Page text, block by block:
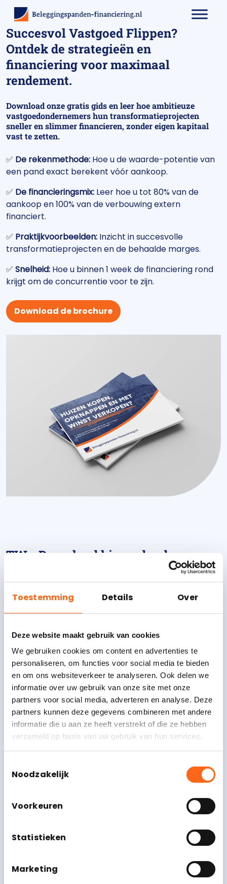
Toestemming Details Over
Deze website maakt gebruik van cookies
We gebruiken cookies om content en advertenties te
personaliseren, om functies voor social media te bieden
en om ons websiteverkeer te analyseren. Ook delen we
informatie over uw gebruik van onze site met onze
partners voor social media, adverteren en analyse. Deze
partners kunnen deze gegevens combineren met andere
informatie die u aan ze heeft verstrekt of die ze hebben
verzameld op basis van uw gebruik van hun services.
Noodzakelijk
Voorkeuren
Statistieken
Marketing
Succesvol Vastgoed Flippen?
Ontdek de strategieën en
financiering voor maximaal
rendement.
Download onze gratis gids en leer hoe ambitieuze
vastgoedondernemers hun transformatieprojecten
sneller en slimmer financieren, zonder eigen kapitaal
vast te zetten.
✅ De rekenmethode: Hoe u de waarde-potentie van
een pand exact berekent vóór aankoop.
✅ De financieringsmix: Leer hoe u tot 80% van de
aankoop en 100% van de verbouwing extern
financiert.
✅ Praktijkvoorbeelden: Inzicht in succesvolle
transformatieprojecten en de behaalde marges.
✅ Snelheid: Hoe u binnen 1 week de financiering rond
krijgt om de concurrentie voor te zijn.
Download de brochure
TW - Download hieronder de
" geeft vereiste velden aan
Naam/Achternaam*
Voornaam
Achternaam
E-mailadres*
Telefoonnummer
Wanneer u dit formulier gebruikt gaat u akkoord